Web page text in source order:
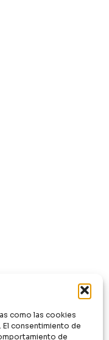
como las cookies
El consentimiento de
de